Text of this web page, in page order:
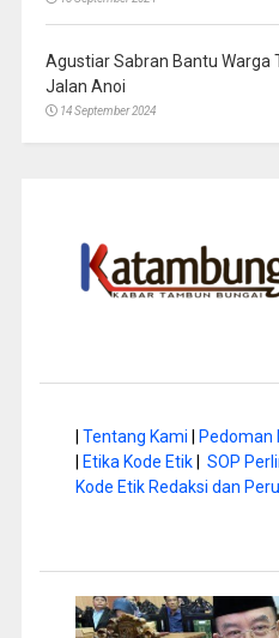
Agustiar Sabran Bantu Warga
Jalan Anoi
14 September 2024
| Tentang Kami | Pedoman
| Etika Kode Etik| SOP
Kode Etik Redaksi dan